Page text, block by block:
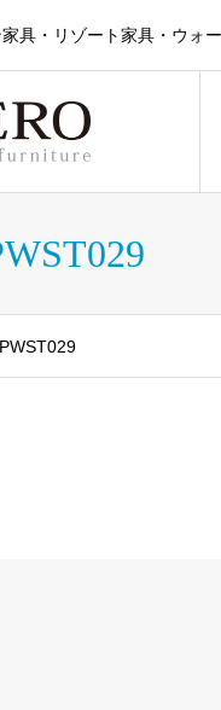
具・リゾート家具・ウォ